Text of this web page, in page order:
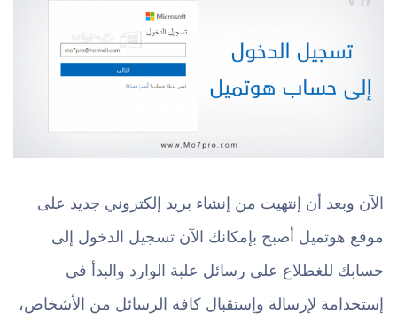
الآن وبعد أن إنتهيت من إنشاء بريد إلكتروني جديد على
موقع هوتميل أصبح بإمكانك الآن تسجيل الدخول إلى
حسابك للغطلاع على رسائل علبة الوارد والبدأ فى
إستخدامة لإرسالة وإستقبال كافة الرسائل من الأشخاص،